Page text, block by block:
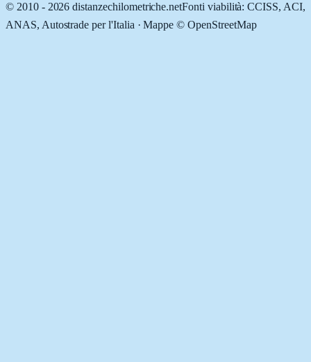
© 2010 - 2026 distanzechilometriche.netFonti viabilità: CCISS, ACI,
ANAS, Autostrade per l'Italia · Mappe © OpenStreetMap